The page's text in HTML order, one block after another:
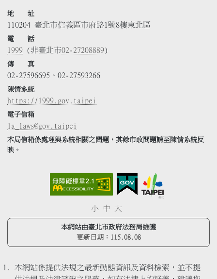
地 址
110204 臺北市信義區市府路1號8樓東北區
電 話
1999 (非臺北市02-27208889)
傳 真
02-27596695、02-27593266
陳情系統
https://1999.gov.taipei
電子信箱
la_laws@gov.taipei
本局信箱係處理與系統相關之問題，其餘市政問題請至陳情系統反
映。
小 中 大
本網站由臺北市政府法務局維護
更新日期： 115.08.08
本網站係提供法規之最新動態資訊及資料檢索，並不提